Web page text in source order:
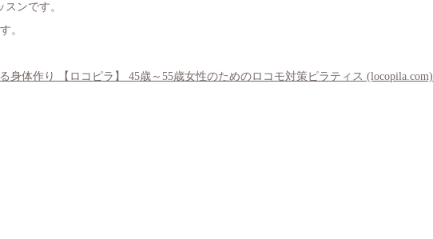
ンです。
。
身体作り 【ロコピラ】 45歳～55歳女性のためのロコモ対策ピラティス (locopila.com)